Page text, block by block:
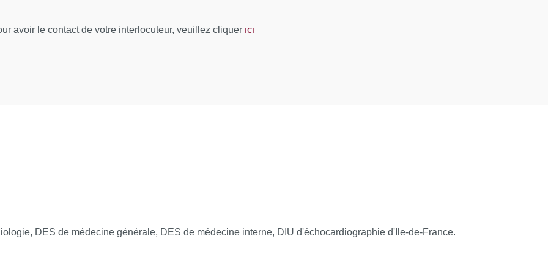
: M. Slama
sujet âgé
avoir le contact de votre interlocuteur, veuillez cliquer ici
DES de médecine générale, DES de médecine interne, DIU d'échocardiographie d'Ile-de-France.